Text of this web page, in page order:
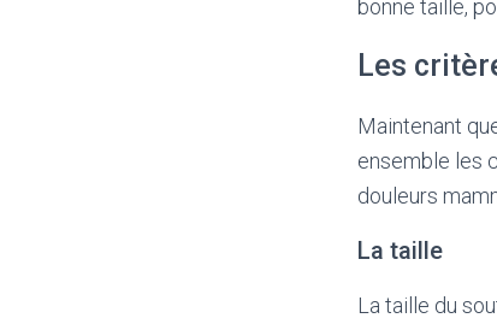
bonne taille,
Les
Maintenant
ensemble les
douleurs
La taille
La taille du